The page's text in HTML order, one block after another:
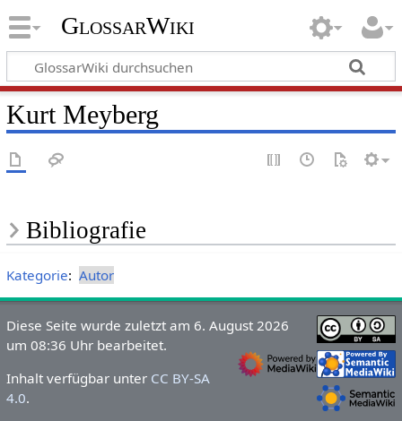
GlossarWiki
Kurt Meyberg
Bibliografie
Kategorie: Autor
Diese Seite wurde zuletzt am 6. August 2026
um 08:36 Uhr bearbeitet.
Inhalt verfügbar unter CC BY-SA
4.0.